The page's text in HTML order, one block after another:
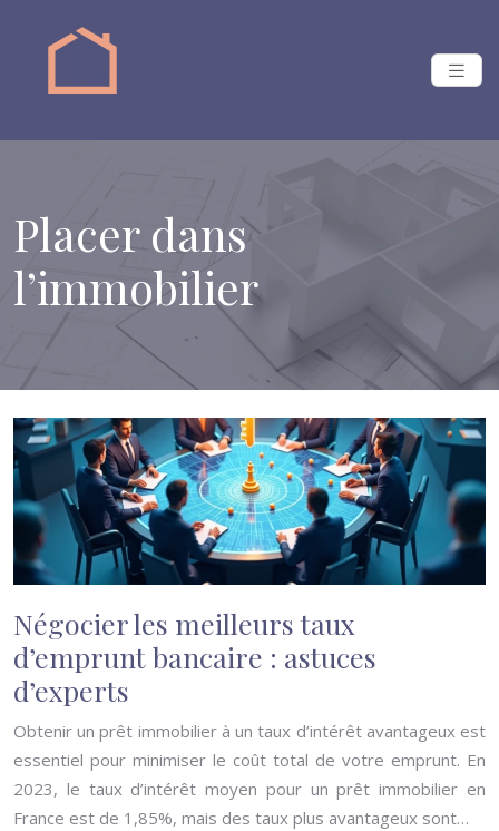
Placer dans
l’immobilier
Négocier les meilleurs taux
d’emprunt bancaire : astuces
d’experts
Obtenir un prêt immobilier à un taux d’intérêt avantageux est
essentiel pour minimiser le coût total de votre emprunt. En
2023, le taux d’intérêt moyen pour un prêt immobilier en
France est de 1,85%, mais des taux plus avantageux sont…